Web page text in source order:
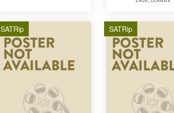
SATRip SATRip